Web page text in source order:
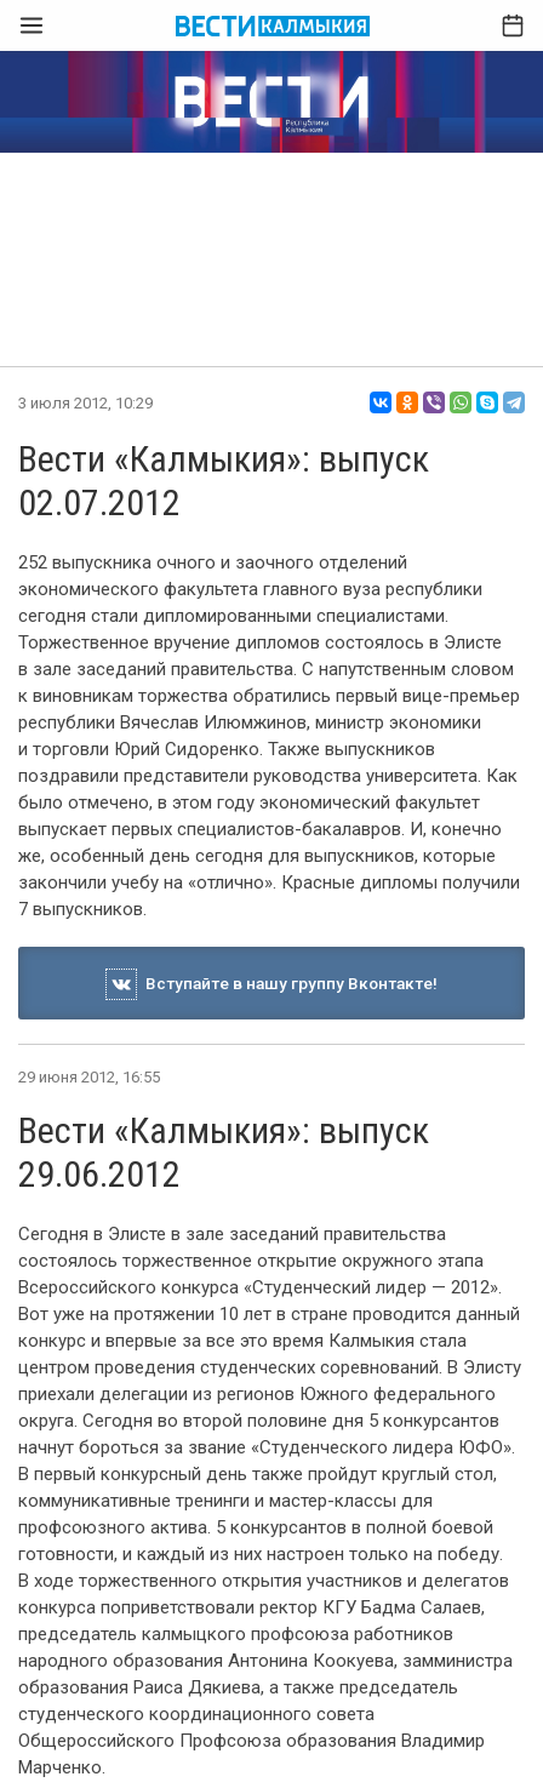
3 июля 2012, 10:29
Вести «Калмыкия»: выпуск
02.07.2012
252 выпускника очного и заочного отделений
экономического факультета главного вуза республики
сегодня стали дипломированными специалистами.
Торжественное вручение дипломов состоялось в Элисте
в зале заседаний правительства. С напутственным словом
к виновникам торжества обратились первый вице-премьер
республики Вячеслав Илюмжинов, министр экономики
и торговли Юрий Сидоренко. Также выпускников
поздравили представители руководства университета. Как
было отмечено, в этом году экономический факультет
выпускает первых специалистов-бакалавров. И, конечно
же, особенный день сегодня для выпускников, которые
закончили учебу на «отлично». Красные дипломы получили
7 выпускников.
Вступайте в нашу группу Вконтакте!
29 июня 2012, 16:55
Вести «Калмыкия»: выпуск
29.06.2012
Сегодня в Элисте в зале заседаний правительства
состоялось торжественное открытие окружного этапа
Всероссийского конкурса «Студенческий лидер — 2012».
Вот уже на протяжении 10 лет в стране проводится данный
конкурс и впервые за все это время Калмыкия стала
центром проведения студенческих соревнований. В Элисту
приехали делегации из регионов Южного федерального
округа. Сегодня во второй половине дня 5 конкурсантов
начнут бороться за звание «Студенческого лидера ЮФО».
В первый конкурсный день также пройдут круглый стол,
коммуникативные тренинги и мастер-классы для
профсоюзного актива. 5 конкурсантов в полной боевой
готовности, и каждый из них настроен только на победу.
В ходе торжественного открытия участников и делегатов
конкурса поприветствовали ректор КГУ Бадма Салаев,
председатель калмыцкого профсоюза работников
народного образования Антонина Коокуева, замминистра
образования Раиса Дякиева, а также председатель
студенческого координационного совета
Общероссийского Профсоюза образования Владимир
Марченко.